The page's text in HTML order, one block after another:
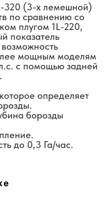
320 (3-х лемешной)
по сравнению со
плугом 1L-220,
показатель
мощным моделям
с помощью задней
определяет
борозды
до 0,3 Га/час.